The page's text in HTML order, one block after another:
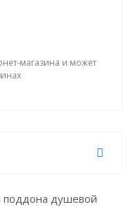
магазина и может
поддона душевой